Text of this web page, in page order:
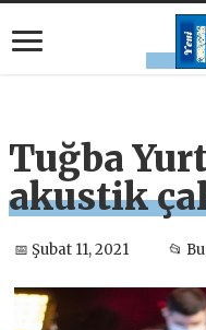
Tuğba
akustik
📅 Şubat 11, 2021 📂